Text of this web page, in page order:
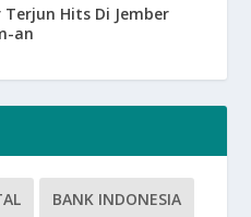
Terjun Hits Di Jember
an
BANK INDONESIA